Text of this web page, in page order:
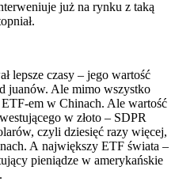
już na rynku z taką
lepsze czasy – jego wartość
juanów. Ale mimo wszystko
em w Chinach. Ale wartość
w złoto – SDPR
czyli dziesięć razy więcej,
A największy ETF świata –
pieniądze w amerykańskie